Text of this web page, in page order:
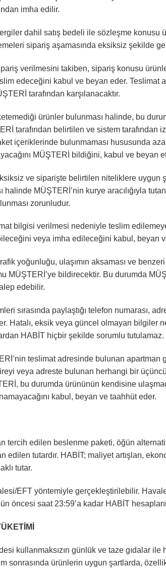
imha edilir.
dahil satış bedeli ile sözleşme
sipariş aşamasında eksiksiz şekilde
verilmesini takiben, sipariş konusu
edeceğini kabul ve beyan eder. Teslimat
tarafından karşılanacaktır.
ürünler bulunması halinde, bu
tarafından belirtilen ve sistem tarafından
içeriklerinde bulunmaması hususunda
MÜŞTERİ bildiğini, kabul ve beyan
ve siparişte belirtilen niteliklere uygun
MÜŞTERİ’nin kurye aracılığıyla
zorunludur.
bilgisi verilmesi nedeniyle teslim
veya imha edileceğini kabul, beyan
yoğunluğu, ulaşımın aksaması ve
MÜŞTERİ’ye bildirecektir. Bu durumda
edebilir.
sırasında paylaştığı telefon numarası,
Hatalı, eksik veya güncel olmayan bilgiler
HABİT hiçbir şekilde sorumlu tutulamaz.
teslimat adresinde bulunan
veya adreste bulunan herhangi bir
bu durumda ürününün kendisine
kabul, beyan ve taahhüt eder.
tercih edilen beslenme paketi, öğün
edilen tutardır. HABİT; maliyet artışları,
tutar.
EFT yöntemiyle gerçekleştirilebilir.
öncesi saat 23:59’a kadar HABİT
kullanmaksızın günlük ve taze gıdalar
sonrasında ürünlerin uygun şartlarda,